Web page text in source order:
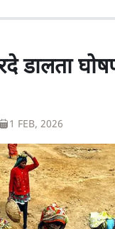
डालता
1 FEB, 2026